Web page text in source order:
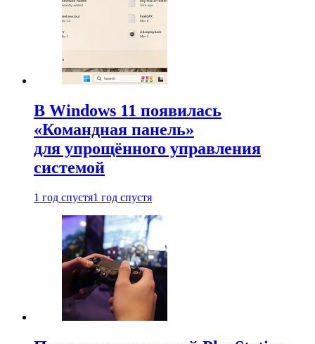
В Windows 11 появилась
«Командная панель»
для упрощённого управления
системой
1 год спустя1 год спустя